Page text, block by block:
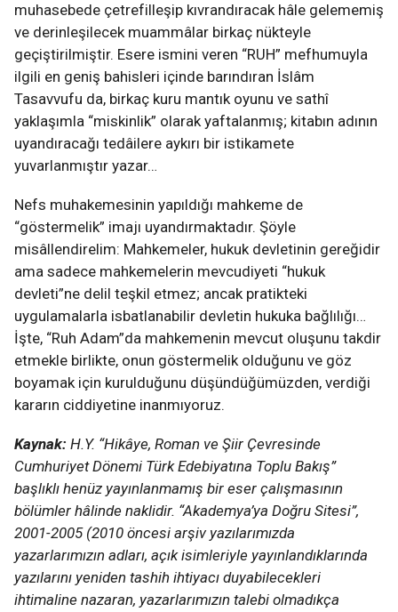
muhasebede çetrefilleşip kıvrandıracak hâle gelememiş
ve derinleşilecek muammâlar birkaç nükteyle
geçiştirilmiştir. Esere ismini veren “RUH” mefhumuyla
ilgili en geniş bahisleri içinde barındıran İslâm
Tasavvufu da, birkaç kuru mantık oyunu ve sathî
yaklaşımla “miskinlik” olarak yaftalanmış; kitabın adının
uyandıracağı tedâilere aykırı bir istikamete
yuvarlanmıştır yazar…
Nefs muhakemesinin yapıldığı mahkeme de
“göstermelik” imajı uyandırmaktadır. Şöyle
misâllendirelim: Mahkemeler, hukuk devletinin gereğidir
ama sadece mahkemelerin mevcudiyeti “hukuk
devleti”ne delil teşkil etmez; ancak pratikteki
uygulamalarla isbatlanabilir devletin hukuka bağlılığı…
İşte, “Ruh Adam”da mahkemenin mevcut oluşunu takdir
etmekle birlikte, onun göstermelik olduğunu ve göz
boyamak için kurulduğunu düşündüğümüzden, verdiği
kararın ciddiyetine inanmıyoruz.
Kaynak: H.Y. “Hikâye, Roman ve Şiir Çevresinde
Cumhuriyet Dönemi Türk Edebiyatına Toplu Bakış”
başlıklı henüz yayınlanmamış bir eser çalışmasının
bölümler hâlinde naklidir. “Akademya’ya Doğru Sitesi”,
2001-2005 (2010 öncesi arşiv yazılarımızda
yazarlarımızın adları, açık isimleriyle yayınlandıklarında
yazılarını yeniden tashih ihtiyacı duyabilecekleri
ihtimaline nazaran, yazarlarımızın talebi olmadıkça